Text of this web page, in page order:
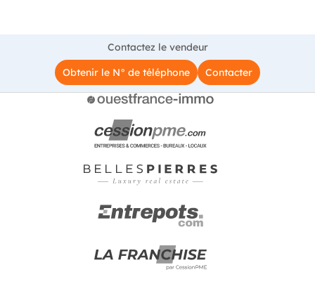
Contactez le vendeur
Obtenir le N° de téléphone
Contacter